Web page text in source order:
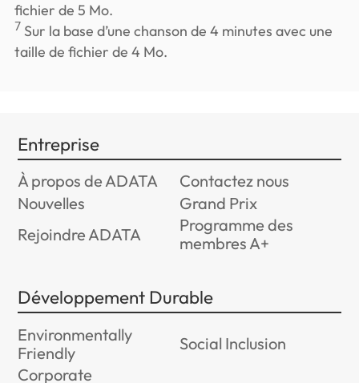
fichier de 5 Mo.
7 Sur la base d’une chanson de 4 minutes avec une
taille de fichier de 4 Mo.
Entreprise
À propos de ADATA
Contactez nous
Nouvelles
Grand Prix
Rejoindre ADATA
Programme des
membres A+
Développement Durable
Environmentally
Friendly
Social Inclusion
Corporate